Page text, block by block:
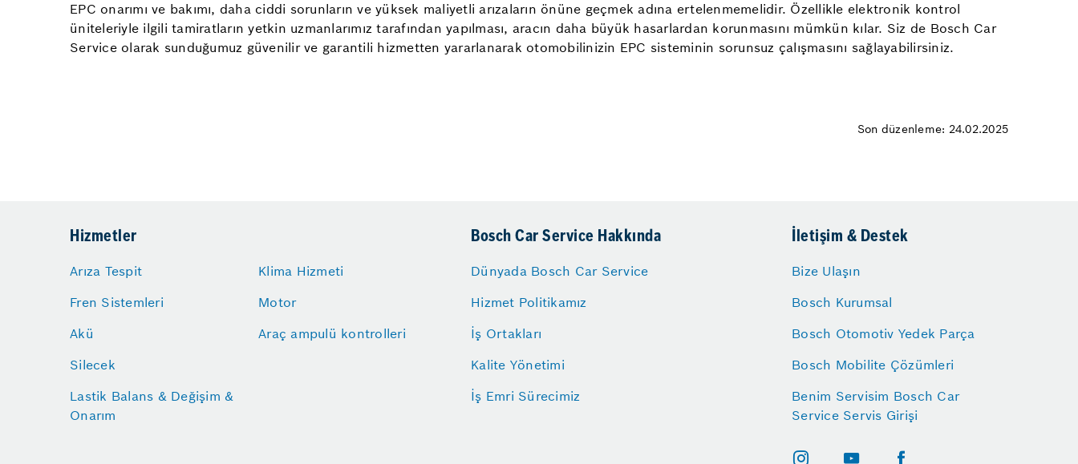
EPC onarımı ve bakımı, daha ciddi sorunların ve yüksek maliyetli arızaların önüne geçmek adına ertelenmemelidir. Özellikle elektronik kontrol
üniteleriyle ilgili tamiratların yetkin uzmanlarımız tarafından yapılması, aracın daha büyük hasarlardan korunmasını mümkün kılar. Siz de Bosch Car
Service olarak sunduğumuz güvenilir ve garantili hizmetten yararlanarak otomobilinizin EPC sisteminin sorunsuz çalışmasını sağlayabilirsiniz.
Son düzenleme: 24.02.2025
Hizmetler
Arıza Tespit
Fren Sistemleri
Akü
Silecek
Lastik Balans & Değişim &
Onarım
Klima Hizmeti
Motor
Araç ampulü kontrolleri
Bosch Car Service Hakkında
Dünyada Bosch Car Service
Hizmet Politikamız
İş Ortakları
Kalite Yönetimi
İş Emri Sürecimiz
İletişim & Destek
Bize Ulaşın
Bosch Kurumsal
Bosch Otomotiv Yedek Parça
Bosch Mobilite Çözümleri
Benim Servisim Bosch Car
Service Servis Girişi